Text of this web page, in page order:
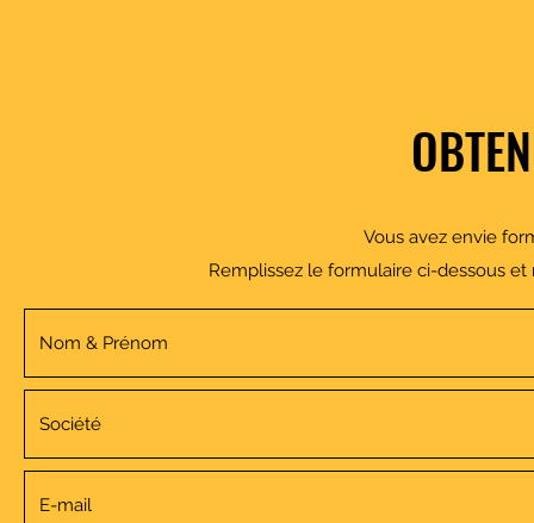
Vous avez envie
Remplissez le formulaire ci-dessous